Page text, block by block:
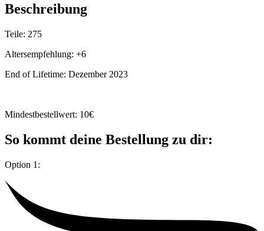
Beschreibung
Teile: 275
Altersempfehlung: +6
End of Lifetime: Dezember 2023
Mindestbestellwert: 10€
So kommt deine Bestellung zu dir:
Option 1: